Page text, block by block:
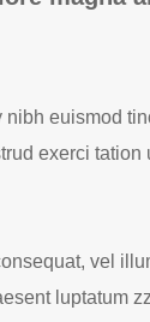
euismod
exerci tation
vel
luptatum